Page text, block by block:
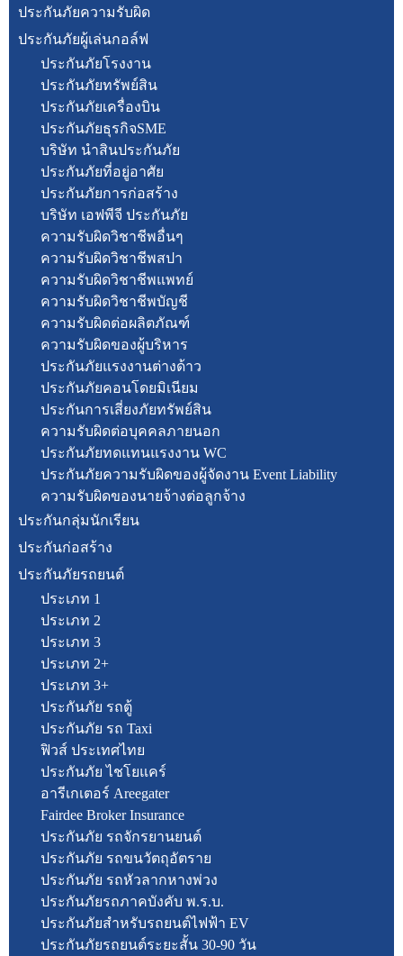
ประกันภัยความรับผิด
ประกันภัยผู้เล่นกอล์ฟ
ประกันภัยโรงงาน
ประกันภัยทรัพย์สิน
ประกันภัยเครื่องบิน
ประกันภัยธุรกิจSME
บริษัท นำสินประกันภัย
ประกันภัยที่อยู่อาศัย
ประกันภัยการก่อสร้าง
บริษัท เอฟพีจี ประกันภัย
ความรับผิดวิชาชีพอื่นๆ
ความรับผิดวิชาชีพสปา
ความรับผิดวิชาชีพแพทย์
ความรับผิดวิชาชีพบัญชี
ความรับผิดต่อผลิตภัณฑ์
ความรับผิดของผู้บริหาร
ประกันภัยแรงงานต่างด้าว
ประกันภัยคอนโดยมิเนียม
ประกันการเสี่ยงภัยทรัพย์สิน
ความรับผิดต่อบุคคลภายนอก
ประกันภัยทดแทนแรงงาน WC
ประกันภัยความรับผิดของผู้จัดงาน Event Liability
ความรับผิดของนายจ้างต่อลูกจ้าง
ประกันกลุ่มนักเรียน
ประกันก่อสร้าง
ประกันภัยรถยนต์
ประเภท 1
ประเภท 2
ประเภท 3
ประเภท 2+
ประเภท 3+
ประกันภัย รถตู้
ประกันภัย รถ Taxi
ฟิวส์ ประเทศไทย
ประกันภัย ไชโยแคร์
อารีเกเตอร์ Areegater
Fairdee Broker Insurance
ประกันภัย รถจักรยานยนต์
ประกันภัย รถขนวัตถุอัตราย
ประกันภัย รถหัวลากหางพ่วง
ประกันภัยรถภาคบังคับ พ.ร.บ.
ประกันภัยสำหรับรถยนต์ไฟฟ้า EV
ประกันภัยรถยนต์ระยะสั้น 30-90 วัน